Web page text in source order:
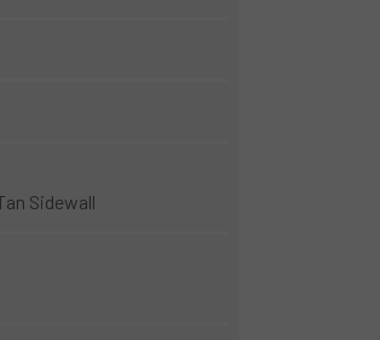
Sidewall